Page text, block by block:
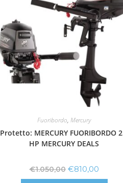
Fuoribordo, Mercury
Protetto: MERCURY FUORIBORDO
HP MERCURY DEALS
€1.050,00 €810,00